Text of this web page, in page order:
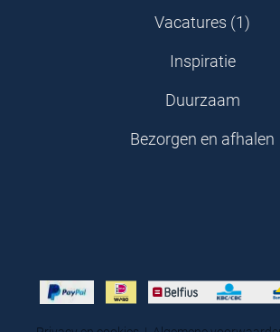
Vacatures (1)
Inspiratie
Duurzaam
Bezorgen en afhalen